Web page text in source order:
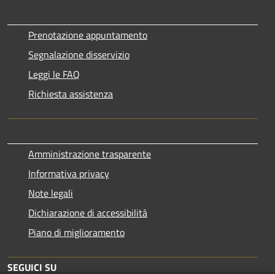
Prenotazione appuntamento
Segnalazione disservizio
Leggi le FAQ
Richiesta assistenza
Amministrazione trasparente
Informativa privacy
Note legali
Dichiarazione di accessibilità
Piano di miglioramento
SEGUICI SU